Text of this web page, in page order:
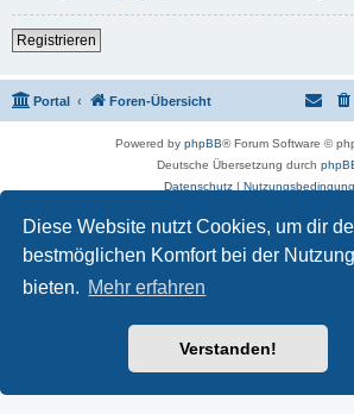
Diese Website nutzt Cookies, um dir
bestmöglichen Komfort bei der
bieten. Mehr erfahren
Verstanden!
Registrieren
Portal Foren-Übersicht
Powered by phpBB® Forum Software ©
Deutsche Übersetzung durch
Datenschutz|